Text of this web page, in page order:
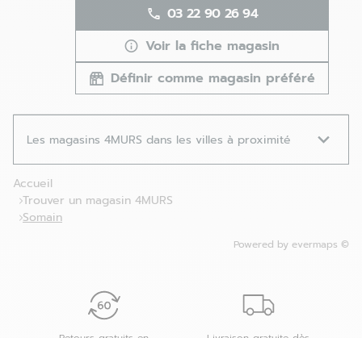
03 22 90 26 94
Voir la fiche magasin
Définir comme magasin préféré
Les magasins 4MURS dans les villes à proximité
Accueil
Trouver un magasin 4MURS
Somain
Powered by evermaps ©